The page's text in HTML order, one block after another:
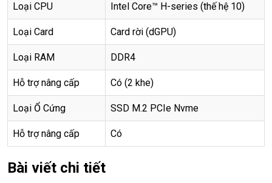
Loại CPU Intel Core™ H-series (thế hệ 10)
Loại Card Card rời (dGPU)
Loại RAM DDR4
Hỗ trợ nâng cấp Có (2 khe)
Loại Ổ Cứng SSD M.2 PCIe Nvme
Hỗ trợ nâng cấp Có
Bài viết chi tiết